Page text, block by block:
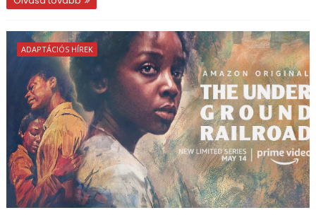
ADAPTÁCIÓS HÍREK